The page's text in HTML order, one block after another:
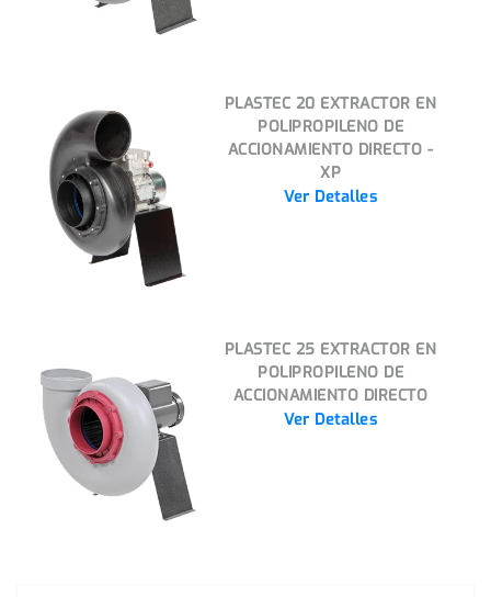
PLASTEC 20 EXTRACTOR EN
POLIPROPILENO DE
ACCIONAMIENTO DIRECTO -
XP
Ver Detalles
PLASTEC 25 EXTRACTOR EN
POLIPROPILENO DE
ACCIONAMIENTO DIRECTO
Ver Detalles